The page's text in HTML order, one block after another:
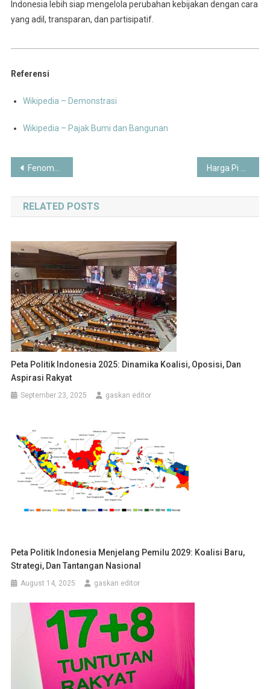
Indonesia lebih siap mengelola perubahan kebijakan dengan cara
yang adil, transparan, dan partisipatif.
Referensi
Wikipedia – Demonstrasi
Wikipedia – Pajak Bumi dan Bangunan
Post
navigation
Fenomena Gaya Hidup Digital Nomad di Indonesia 2025: Peluang, Tantangan, dan Masa Depan
RELATED POSTS
Peta Politik Indonesia 2025: Dinamika Koalisi, Oposisi, Dan
Aspirasi Rakyat
September 23, 2025 gaskan editor
Peta Politik Indonesia Menjelang Pemilu 2029: Koalisi Baru,
Strategi, Dan Tantangan Nasional
August 14, 2025 gaskan editor